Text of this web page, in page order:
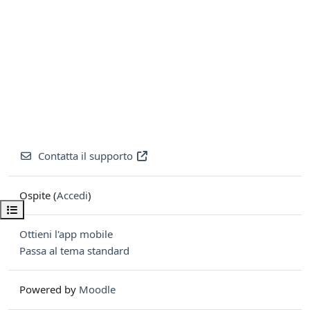
Apri indice del corso
Contatta il supporto
Ospite (Accedi)
Ottieni l'app mobile
Passa al tema standard
Powered by Moodle